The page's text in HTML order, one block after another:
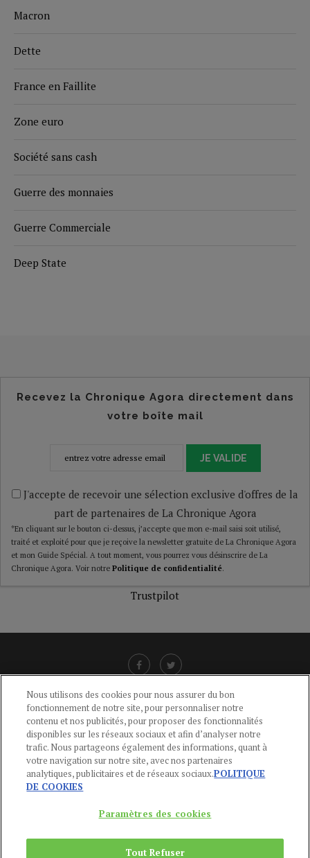
Macron
Dette
France en Faillite
Zone euro
Société sans cash
Guerre des monnaies
Guerre Commerciale
Deep State
Recevez la Chronique Agora directement dans
votre boîte mail
JE VALIDE
J'accepte de recevoir une sélection exclusive d'offres de la
part de partenaires de La Chronique Agora
*En cliquant sur le bouton ci-dessus, j’accepte que mon e-mail saisi soit utilisé,
traité et exploité pour que je reçoive la newsletter gratuite de La Chronique Agora
et mon Guide Spécial. A tout moment, vous pourrez vous désinscrire de La
Chronique Agora. Voir notre Politique de confidentialité.
Trustpilot
CGU-POLITIQUE DE CONFIDENTIALITÉ -POLITIQUE DES COOKIES
MENTIONS LÉGALES -AIDE
CONTACT
01 44 59 91 11
Du Lundi au Vendredi, 9h-13h et 14h-17h
Nous utilisons des cookies pour nous assurer du bon
fonctionnement de notre site, pour personnaliser notre
contenu et nos publicités, pour proposer des fonctionnalités
disponibles sur les réseaux sociaux et afin d’analyser notre
trafic. Nous partageons également des informations, quant à
votre navigation sur notre site, avec nos partenaires
analytiques, publicitaires et de réseaux sociaux.POLITIQUE
DE COOKIES
Paramètres des cookies
Tout Refuser